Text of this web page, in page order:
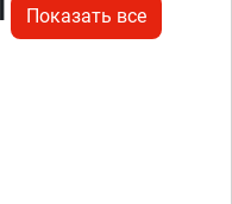
Показать все